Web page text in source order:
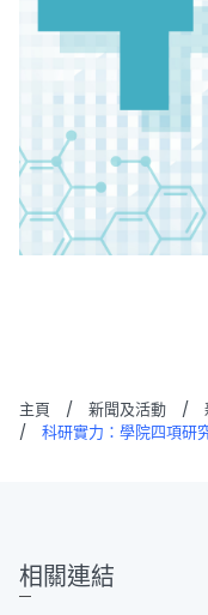
主頁 / 新聞及活動 /
/
科研實力：學院四項研
相關連結